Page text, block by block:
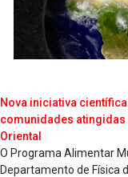
Nova iniciativa
comunidades
Oriental
O Programa Alimentar
Departamento de Física